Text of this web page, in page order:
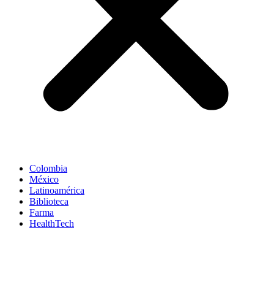
Colombia
México
Latinoamérica
Biblioteca
Farma
HealthTech